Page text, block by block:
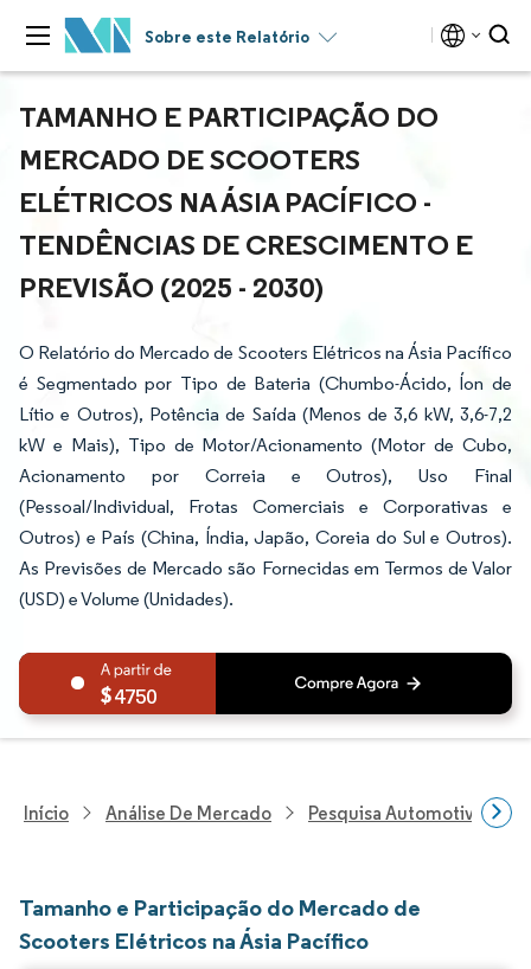
Sobre este Relatório
TAMANHO E PARTICIPAÇÃO DO
MERCADO DE SCOOTERS
ELÉTRICOS NA ÁSIA PACÍFICO -
TENDÊNCIAS DE CRESCIMENTO E
PREVISÃO (2025 - 2030)
O Relatório do Mercado de Scooters Elétricos na Ásia Pacífico
é Segmentado por Tipo de Bateria (Chumbo-Ácido, Íon de
Lítio e Outros), Potência de Saída (Menos de 3,6 kW, 3,6-7,2
kW e Mais), Tipo de Motor/Acionamento (Motor de Cubo,
Acionamento por Correia e Outros), Uso Final
(Pessoal/Individual, Frotas Comerciais e Corporativas e
Outros) e País (China, Índia, Japão, Coreia do Sul e Outros).
As Previsões de Mercado são Fornecidas em Termos de Valor
(USD) e Volume (Unidades).
4750
Início Análise De Mercado Pesquisa Automotiva
Tamanho e Participação do Mercado de
Scooters Elétricos na Ásia Pacífico